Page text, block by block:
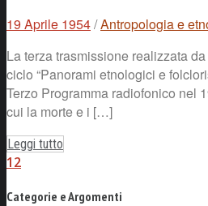
19 Aprile 1954/Antropologia e
La terza trasmissione realizzata
ciclo “Panorami etnologici e
Terzo Programma radiofonico nel
cui la morte e i […]
Leggi tutto
12
Categorie e Argomenti